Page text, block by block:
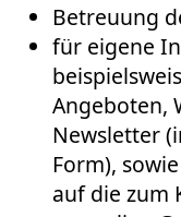
Betreuung
für eigene
Angeboten,
Newsletter
Form),
auf die zum